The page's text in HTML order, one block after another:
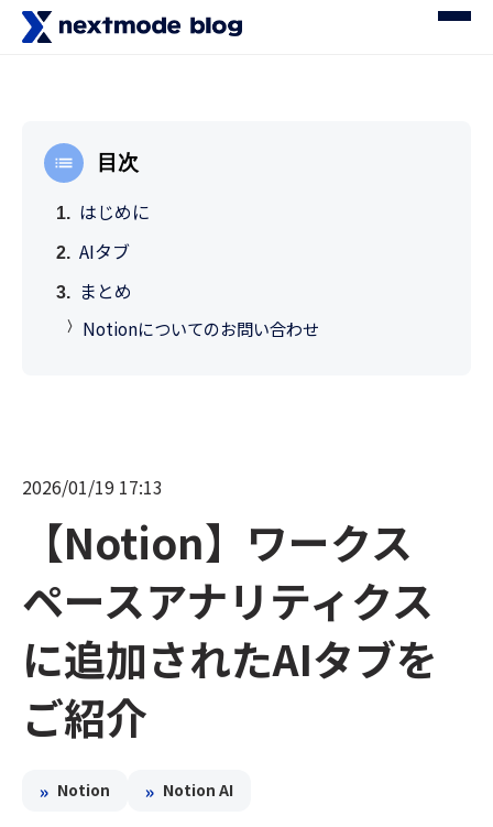
目次
はじめに
AIタブ
まとめ
Notionについてのお問い合わせ
2026/01/19 17:13
【Notion】ワークス
ペースアナリティクス
に追加されたAIタブを
ご紹介
» Notion » Notion AI